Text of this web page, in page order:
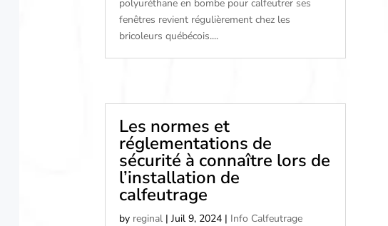
polyuréthane en bombe pour calfeutrer ses
fenêtres revient régulièrement chez les
bricoleurs québécois....
Les normes et
réglementations de
sécurité à connaître lors de
l’installation de
calfeutrage
by reginal | Juil 9, 2024 | Info Calfeutrage